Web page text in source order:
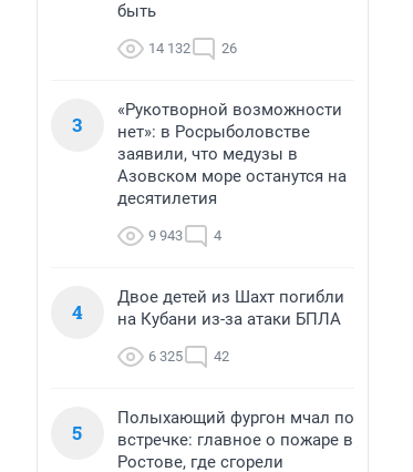
быть
14 132 26
3
«Рукотворной возможности
нет»: в Росрыболовстве
заявили, что медузы в
Азовском море останутся на
десятилетия
9 943 4
4
Двое детей из Шахт погибли
на Кубани из-за атаки БПЛА
6 325 42
5
Полыхающий фургон мчал по
встречке: главное о пожаре в
Ростове, где сгорели